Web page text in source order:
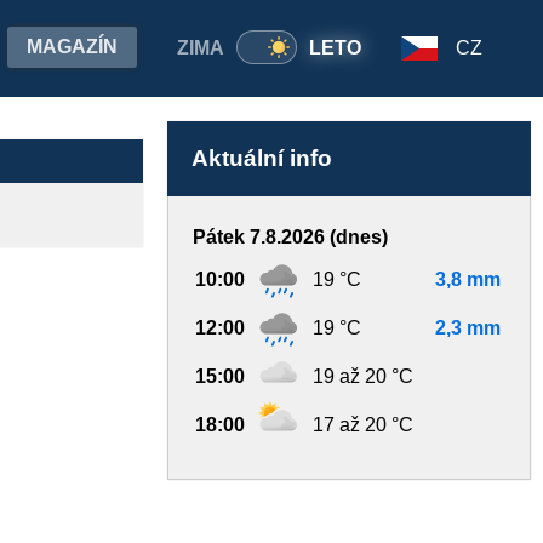
ZIMA LETO
MAGAZÍN CZ
Aktuální info
Pátek 7.8.2026 (dnes)
10:00 19 °C 3,8 mm
12:00 19 °C 2,3 mm
15:00 19 až 20 °C
18:00 17 až 20 °C